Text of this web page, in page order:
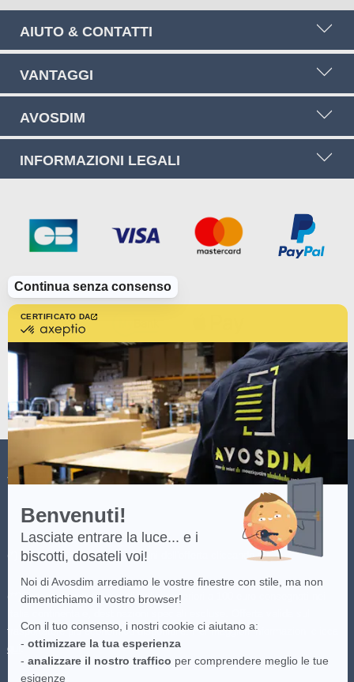
CERTIFICATO DA
-
Scopri
di
più
su
Axeptio
Benvenuti!
Lasciate entrare la luce... e i
biscotti, dosateli voi!
Noi di Avosdim arrediamo le vostre finestre con stile, ma non
dimentichiamo il vostro browser!
Con il tuo consenso, i nostri cookie ci aiutano a:
- ottimizzare la tua esperienza
- analizzare il nostro traffico per comprendere meglio le tue
esigenze
Continua senza consenso
AIUTO & CONTATTI
VANTAGGI
AVOSDIM
INFORMAZIONI LEGALI
AVOSDIM
(*) Consulta i termini e condizioni dell'offerta cliccandoqui.
(**)Consegna gratuita per gli ordini superiori a 100 euro consegnati nei
trasportatore più economico disponibile. Per maggiori informazioni clicca
qui .